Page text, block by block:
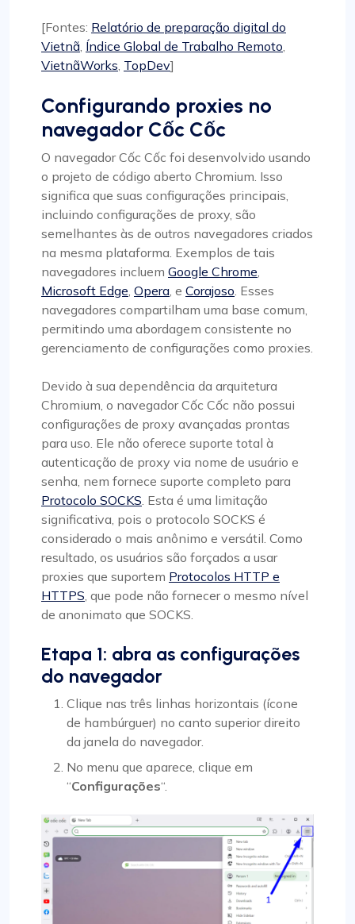
[Fontes: Relatório de preparação digital do
Vietnã, Índice Global de Trabalho Remoto,
VietnãWorks, TopDev]
Configurando proxies no
navegador Cốc Cốc
O navegador Cốc Cốc foi desenvolvido usando
o projeto de código aberto Chromium. Isso
significa que suas configurações principais,
incluindo configurações de proxy, são
semelhantes às de outros navegadores criados
na mesma plataforma. Exemplos de tais
navegadores incluem Google Chrome,
Microsoft Edge, Opera, e Corajoso. Esses
navegadores compartilham uma base comum,
permitindo uma abordagem consistente no
gerenciamento de configurações como proxies.
Devido à sua dependência da arquitetura
Chromium, o navegador Cốc Cốc não possui
configurações de proxy avançadas prontas
para uso. Ele não oferece suporte total à
autenticação de proxy via nome de usuário e
senha, nem fornece suporte completo para
Protocolo SOCKS. Esta é uma limitação
significativa, pois o protocolo SOCKS é
considerado o mais anônimo e versátil. Como
resultado, os usuários são forçados a usar
proxies que suportem Protocolos HTTP e
HTTPS, que pode não fornecer o mesmo nível
de anonimato que SOCKS.
Etapa 1: abra as configurações
do navegador
Clique nas três linhas horizontais (ícone
de hambúrguer) no canto superior direito
da janela do navegador.
No menu que aparece, clique em
“Configurações“.